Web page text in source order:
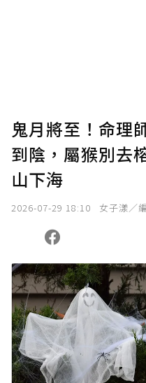
鬼月將至！命理
到陰，屬猴別去
山下海
2026-07-29 18:10 女子漾／